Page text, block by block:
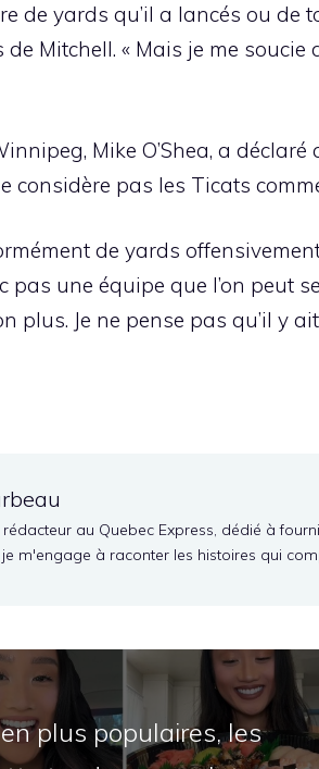
de yards qu’il a lancés ou de
Mitchell. « Mais je me
Mike O’Shea, a
considère pas les Ticats
de yards
pas une équipe que l’on
plus. Je ne pense pas qu’il y
rédacteur au Quebec Express, dédié à
m'engage à raconter les histoires qui
plus populaires, les